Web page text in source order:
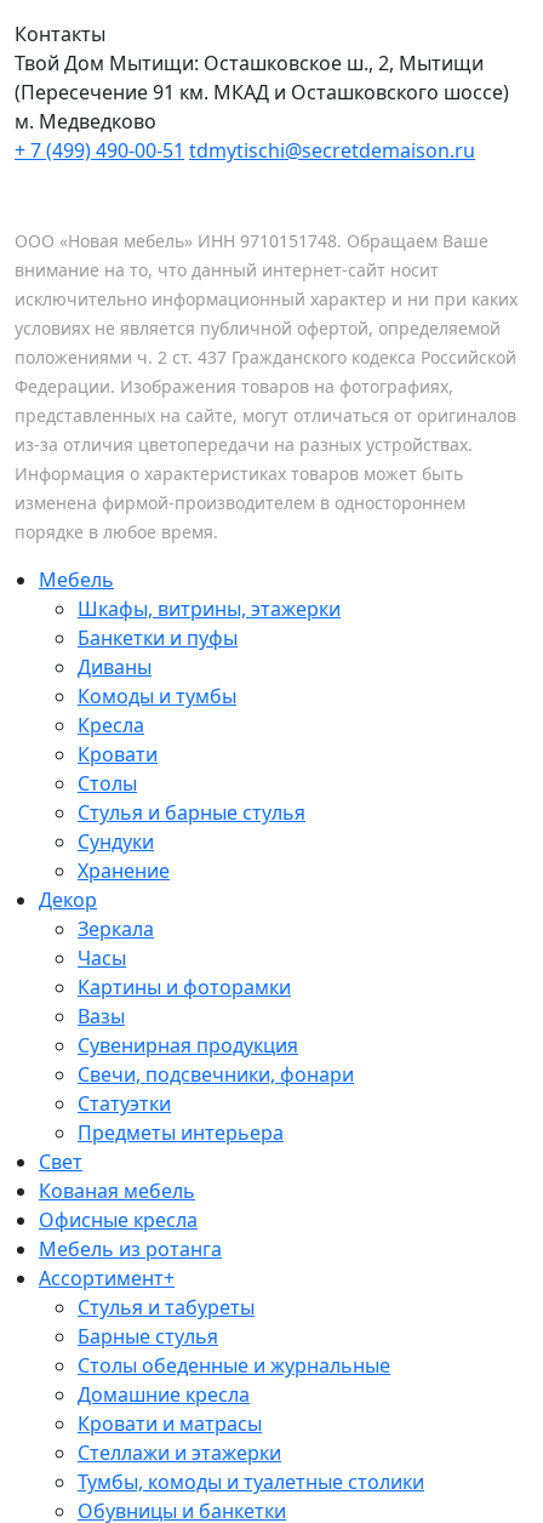
Контакты
Твой Дом Мытищи: Осташковское ш., 2, Мытищи
(Пересечение 91 км. МКАД и Осташковского шоссе)
м. Медведково
+ 7 (499) 490-00-51 tdmytischi@secretdemaison.ru
ООО «Новая мебель» ИНН 9710151748. Обращаем Ваше
внимание на то, что данный интернет-сайт носит
исключительно информационный характер и ни при каких
условиях не является публичной офертой, определяемой
положениями ч. 2 ст. 437 Гражданского кодекса Российской
Федерации. Изображения товаров на фотографиях,
представленных на сайте, могут отличаться от оригиналов
из-за отличия цветопередачи на разных устройствах.
Информация о характеристиках товаров может быть
изменена фирмой-производителем в одностороннем
порядке в любое время.
Мебель
Шкафы, витрины, этажерки
Банкетки и пуфы
Диваны
Комоды и тумбы
Кресла
Кровати
Столы
Стулья и барные стулья
Сундуки
Хранение
Декор
Зеркала
Часы
Картины и фоторамки
Вазы
Сувенирная продукция
Свечи, подсвечники, фонари
Статуэтки
Предметы интерьера
Свет
Кованая мебель
Офисные кресла
Мебель из ротанга
Ассортимент+
Стулья и табуреты
Барные стулья
Столы обеденные и журнальные
Домашние кресла
Кровати и матрасы
Стеллажи и этажерки
Тумбы, комоды и туалетные столики
Обувницы и банкетки